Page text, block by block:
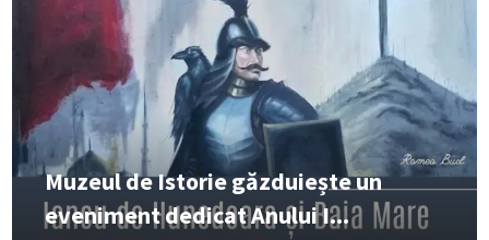
Muzeul de Istorie găzduiește un
eveniment dedicat Anului I...